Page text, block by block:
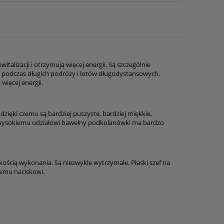
i otrzymują więcej energii. Są szczególnie
długich podróży i lotów długodystansowych.
energii.
czemu są bardziej puszyste, bardziej miękkie,
udziałowi bawełny podkolanówki ma bardzo
wykonania. Są niezwykle wytrzymałe. Płaski szef na
naciskowi.